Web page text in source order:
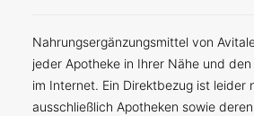
Nahrungsergänzungsmittel von
jeder Apotheke in Ihrer Nähe und
im Internet. Ein Direktbezug ist leider
ausschließlich Apotheken sowie